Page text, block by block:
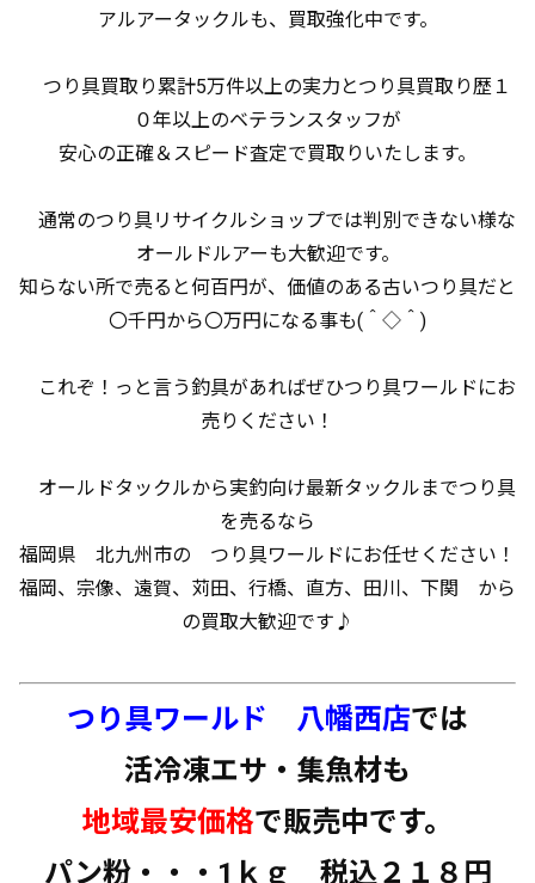
アルアータックルも、買取強化中です。
つり具買取り累計5万件以上の実力とつり具買取り歴１
０年以上のベテランスタッフが
安心の正確＆スピード査定で買取りいたします。
通常のつり具リサイクルショップでは判別できない様な
オールドルアーも大歓迎です。
知らない所で売ると何百円が、価値のある古いつり具だと
〇千円から〇万円になる事も(＾◇＾)
これぞ！っと言う釣具があればぜひつり具ワールドにお
売りください！
オールドタックルから実釣向け最新タックルまでつり具
を売るなら
福岡県 北九州市の つり具ワールドにお任せください！
福岡、宗像、遠賀、苅田、行橋、直方、田川、下関 から
の買取大歓迎です♪
つり具ワールド 八幡西店では
活冷凍エサ・集魚材も
地域最安価格で販売中です。
パン粉・・・1ｋｇ 税込２１８円